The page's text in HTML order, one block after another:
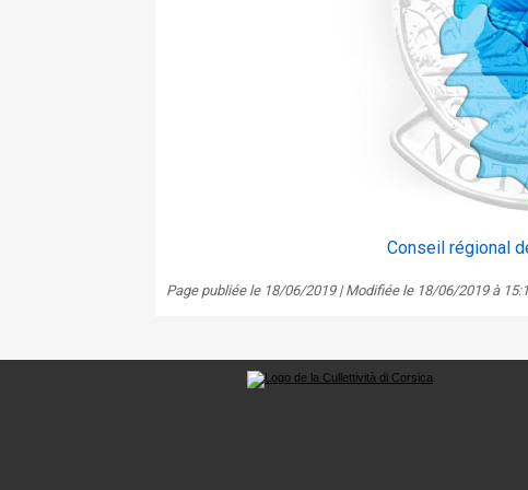
Conseil régional
Page publiée le 18/06/2019 | Modifiée le 18/06/2019 à